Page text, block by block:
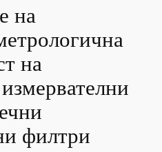
на
на
филтри